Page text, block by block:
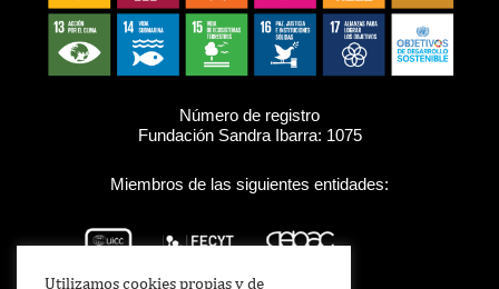
Número de registro
Fundación Sandra Ibarra: 1075
Miembros de las siguientes entidades:
Utilizamos cookies propias y de